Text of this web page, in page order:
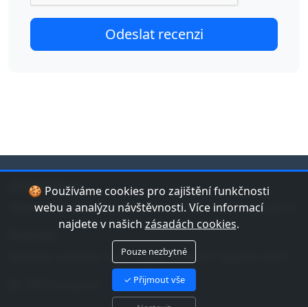
🍪 Používáme cookies pro zajištění funkčnosti
webu a analýzu návštěvnosti. Více informací
najdete v našich zásadách cookies.
Pouze nezbytné
✓ Přijmout vše
jduplavat.cz
Nejlepší databáze bazénů a koupališť v České republice.
Máte tip na bazén nebo chybu v datech? Napište nám!